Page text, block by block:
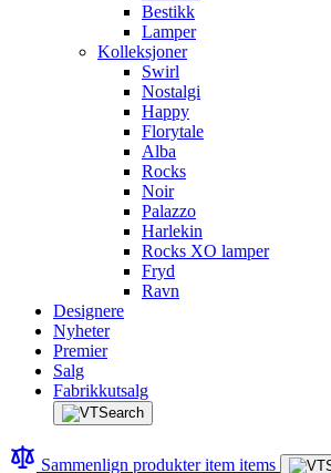
Bestikk
Lamper
Kolleksjoner
Swirl
Nostalgi
Happy
Florytale
Alba
Rocks
Noir
Palazzo
Harlekin
Rocks XO lamper
Fryd
Ravn
Designere
Nyheter
Premier
Salg
Fabrikkutsalg
Sammenlign produkteritem items